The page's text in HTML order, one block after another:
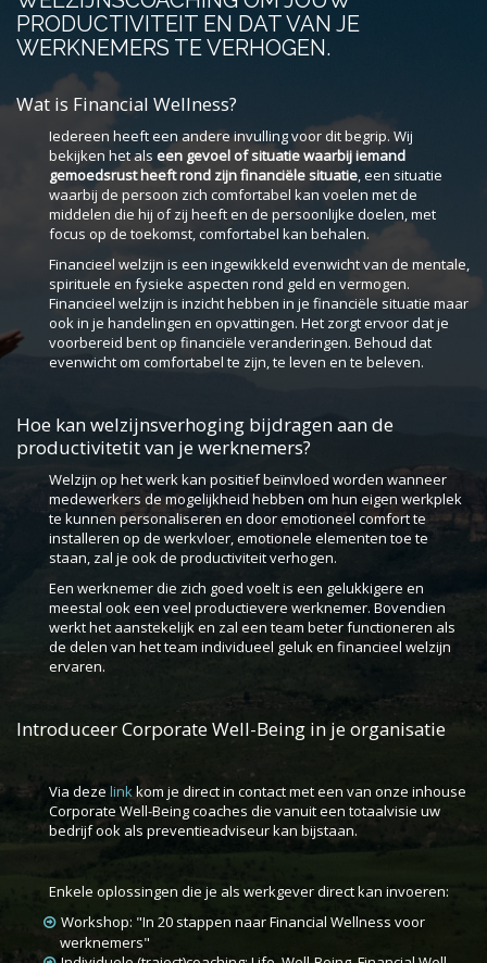
PRODUCTIVITEIT EN DAT VAN JE
WERKNEMERS TE VERHOGEN.
Wat is Financial Wellness?
Iedereen heeft een andere invulling voor dit begrip. Wij
bekijken het als een gevoel of situatie waarbij iemand
gemoedsrust heeft rond zijn financiële situatie, een situatie
waarbij de persoon zich comfortabel kan voelen met de
middelen die hij of zij heeft en de persoonlijke doelen, met
focus op de toekomst, comfortabel kan behalen.
Financieel welzijn is een ingewikkeld evenwicht van de mentale,
spirituele en fysieke aspecten rond geld en vermogen.
Financieel welzijn is inzicht hebben in je financiële situatie maar
ook in je handelingen en opvattingen. Het zorgt ervoor dat je
voorbereid bent op financiële veranderingen. Behoud dat
evenwicht om comfortabel te zijn, te leven en te beleven.
Hoe kan welzijnsverhoging bijdragen aan de
productivitetit van je werknemers?
Welzijn op het werk kan positief beïnvloed worden wanneer
medewerkers de mogelijkheid hebben om hun eigen werkplek
te kunnen personaliseren en door emotioneel comfort te
installeren op de werkvloer, emotionele elementen toe te
staan, zal je ook de productiviteit verhogen.
Een werknemer die zich goed voelt is een gelukkigere en
meestal ook een veel productievere werknemer. Bovendien
werkt het aanstekelijk en zal een team beter functioneren als
de delen van het team individueel geluk en financieel welzijn
ervaren.
Introduceer Corporate Well-Being in je organisatie
Via deze linkkom je direct in contact met een van onze inhouse
Corporate Well-Being coaches die vanuit een totaalvisie uw
bedrijf ook als preventieadviseur kan bijstaan.
Enkele oplossingen die je als werkgever direct kan invoeren:
Workshop: "In 20 stappen naar Financial Wellness voor
werknemers"